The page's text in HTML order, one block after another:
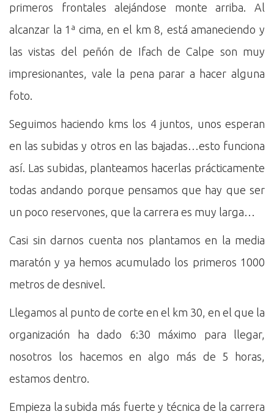
primeros frontales alejándose monte arriba. Al
alcanzar la 1ª cima, en el km 8, está amaneciendo y
las vistas del peñón de Ifach de Calpe son muy
impresionantes, vale la pena parar a hacer alguna
foto.
Seguimos haciendo kms los 4 juntos, unos esperan
en las subidas y otros en las bajadas…esto funciona
así. Las subidas, planteamos hacerlas prácticamente
todas andando porque pensamos que hay que ser
un poco reservones, que la carrera es muy larga…
Casi sin darnos cuenta nos plantamos en la media
maratón y ya hemos acumulado los primeros 1000
metros de desnivel.
Llegamos al punto de corte en el km 30, en el que la
organización ha dado 6:30 máximo para llegar,
nosotros los hacemos en algo más de 5 horas,
estamos dentro.
Empieza la subida más fuerte y técnica de la carrera